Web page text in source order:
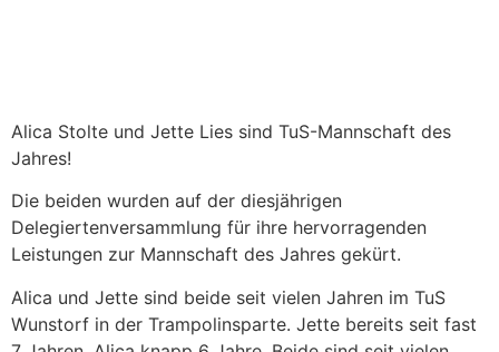
Alica Stolte und Jette Lies sind TuS-Mannschaft des
Jahres!
Die beiden wurden auf der diesjährigen
Delegiertenversammlung für ihre hervorragenden
Leistungen zur Mannschaft des Jahres gekürt.
Alica und Jette sind beide seit vielen Jahren im TuS
Wunstorf in der Trampolinsparte. Jette bereits seit fast